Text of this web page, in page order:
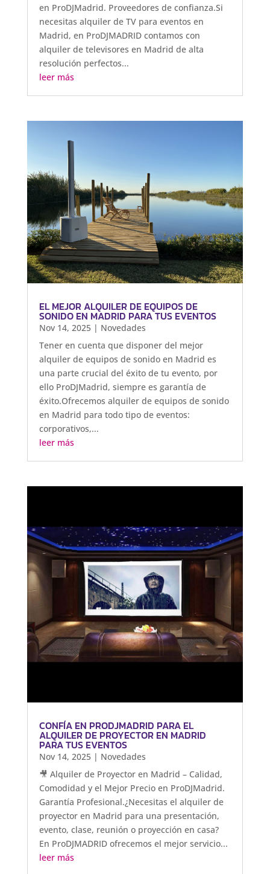
en ProDJMadrid. Proveedores de confianza.Si
necesitas alquiler de TV para eventos en
Madrid, en ProDJMADRID contamos con
alquiler de televisores en Madrid de alta
resolución perfectos...
leer más
EL MEJOR ALQUILER DE EQUIPOS DE
SONIDO EN MADRID PARA TUS EVENTOS
Nov 14, 2025| Novedades
Tener en cuenta que disponer del mejor
alquiler de equipos de sonido en Madrid es
una parte crucial del éxito de tu evento, por
ello ProDJMadrid, siempre es garantía de
éxito.Ofrecemos alquiler de equipos de sonido
en Madrid para todo tipo de eventos:
corporativos,...
leer más
CONFÍA EN PRODJMADRID PARA EL
ALQUILER DE PROYECTOR EN MADRID
PARA TUS EVENTOS
Nov 14, 2025| Novedades
🎥 Alquiler de Proyector en Madrid – Calidad,
Comodidad y el Mejor Precio en ProDJMadrid.
Garantía Profesional.¿Necesitas el alquiler de
proyector en Madrid para una presentación,
evento, clase, reunión o proyección en casa?
En ProDJMADRID ofrecemos el mejor servicio...
leer más